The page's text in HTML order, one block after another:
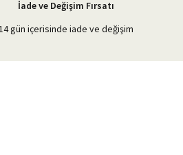
İade ve Değişim Fırsatı
gün içerisinde iade ve değişim